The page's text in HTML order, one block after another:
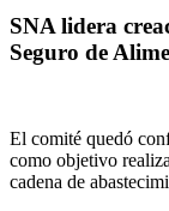
SNA lidera
Seguro de
El comité quedó
como objetivo
cadena de